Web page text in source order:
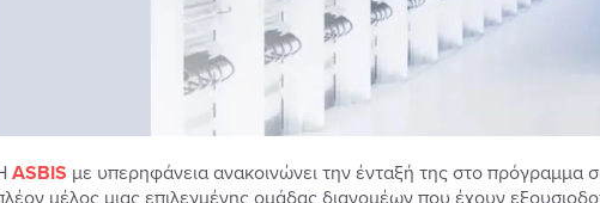
ASBIS με υπερηφάνεια ανακοινώνει την ένταξή της στο
μέλος μιας επιλεγμένης ομάδας διανομέων που έχουν